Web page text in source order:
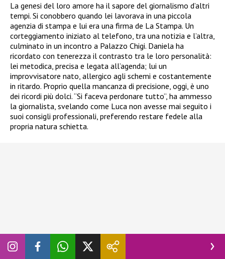
La genesi del loro amore ha il sapore del giornalismo d’altri
tempi. Si conobbero quando lei lavorava in una piccola
agenzia di stampa e lui era una firma de La Stampa. Un
corteggiamento iniziato al telefono, tra una notizia e l’altra,
culminato in un incontro a Palazzo Chigi. Daniela ha
ricordato con tenerezza il contrasto tra le loro personalità:
lei metodica, precisa e legata all’agenda; lui un
improvvisatore nato, allergico agli schemi e costantemente
in ritardo. Proprio quella mancanza di precisione, oggi, è uno
dei ricordi più dolci. “Si faceva perdonare tutto”, ha ammesso
la giornalista, svelando come Luca non avesse mai seguito i
suoi consigli professionali, preferendo restare fedele alla
propria natura schietta.